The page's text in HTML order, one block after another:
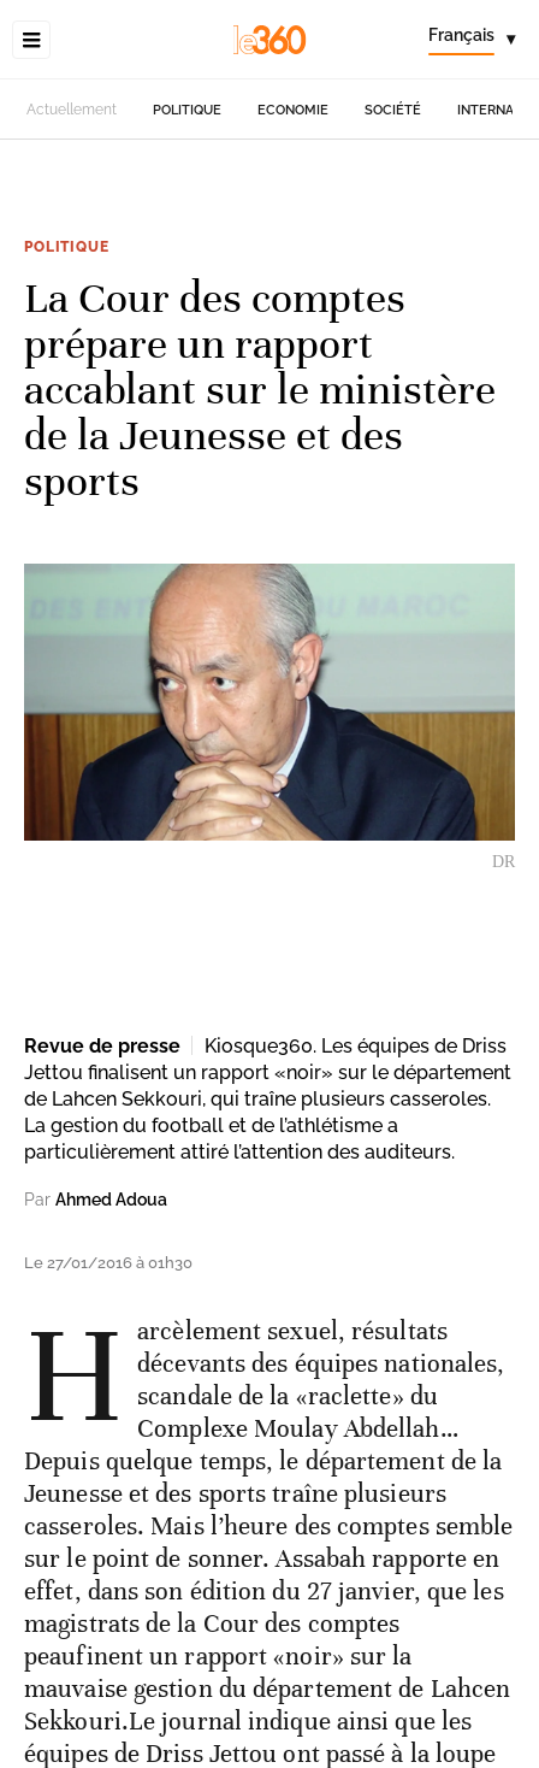
Français ▾
Actuellement POLITIQUE ECONOMIE SOCIÉTÉ
POLITIQUE
La Cour des comptes
prépare un rapport
accablant sur le ministère
de la Jeunesse et des
sports
DR
Revue de presse
Kiosque360. Les équipes de Driss
Jettou finalisent un rapport «noir» sur le département
de Lahcen Sekkouri, qui traîne plusieurs casseroles.
La gestion du football et de l’athlétisme a
particulièrement attiré l’attention des auditeurs.
Par Ahmed Adoua
Le 27/01/2016 à 01h30
H
arcèlement sexuel, résultats
décevants des équipes nationales,
scandale de la «raclette» du
Complexe Moulay Abdellah…
Depuis quelque temps, le département de la
Jeunesse et des sports traîne plusieurs
casseroles. Mais l’heure des comptes semble
sur le point de sonner. Assabah rapporte en
effet, dans son édition du 27 janvier, que les
magistrats de la Cour des comptes
peaufinent un rapport «noir» sur la
mauvaise gestion du département de Lahcen
Sekkouri.Le journal indique ainsi que les
équipes de Driss Jettou ont passé à la loupe